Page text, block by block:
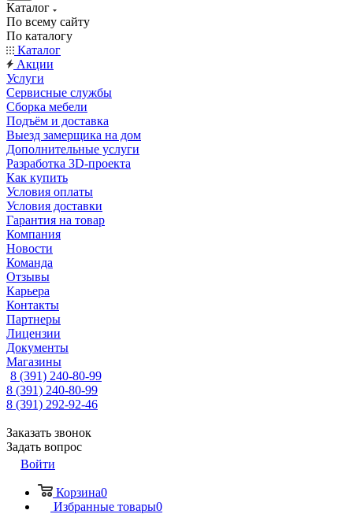
Каталог
По всему сайту
По каталогу
Каталог
Акции
Услуги
Сервисные службы
Сборка мебели
Подъём и доставка
Выезд замерщика на дом
Дополнительные услуги
Разработка 3D-проекта
Как купить
Условия оплаты
Условия доставки
Гарантия на товар
Компания
Новости
Команда
Отзывы
Карьера
Контакты
Партнеры
Лицензии
Документы
Магазины
8 (391) 240-80-99
8 (391) 240-80-99
8 (391) 292-92-46
Заказать звонок
Задать вопрос
Войти
Корзина0
Избранные товары0